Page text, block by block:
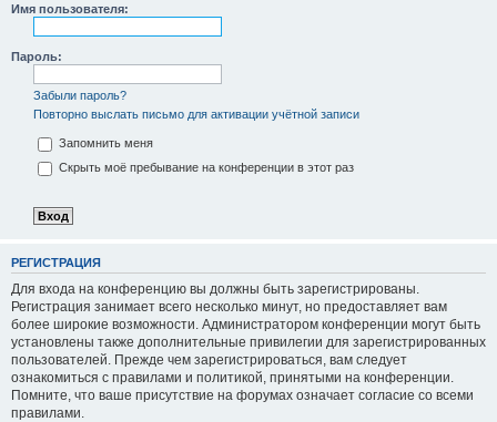
Имя пользователя:
Пароль:
Забыли пароль?
Повторно выслать письмо для активации учётной записи
Запомнить меня
Скрыть моё пребывание на конференции в этот раз
РЕГИСТРАЦИЯ
Для входа на конференцию вы должны быть зарегистрированы.
Регистрация занимает всего несколько минут, но предоставляет вам
более широкие возможности. Администратором конференции могут быть
установлены также дополнительные привилегии для зарегистрированных
пользователей. Прежде чем зарегистрироваться, вам следует
ознакомиться с правилами и политикой, принятыми на конференции.
Помните, что ваше присутствие на форумах означает согласие со всеми
правилами.